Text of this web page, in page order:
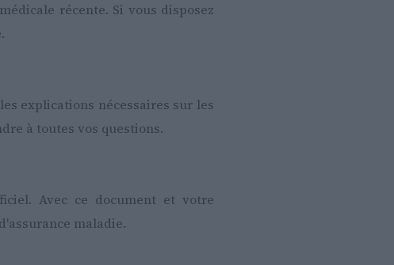
récente. Si vous disposez
explications nécessaires sur les
à toutes vos questions.
Avec ce document et votre
maladie.